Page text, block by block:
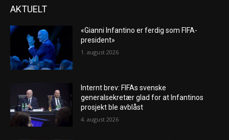
AKTUELT
«Gianni Infantino er ferdig som FIFA-
president»
1. august 2026
Internt brev: FIFAs svenske
generalsekretær glad for at Infantinos
prosjekt ble avblåst
4. august 2026